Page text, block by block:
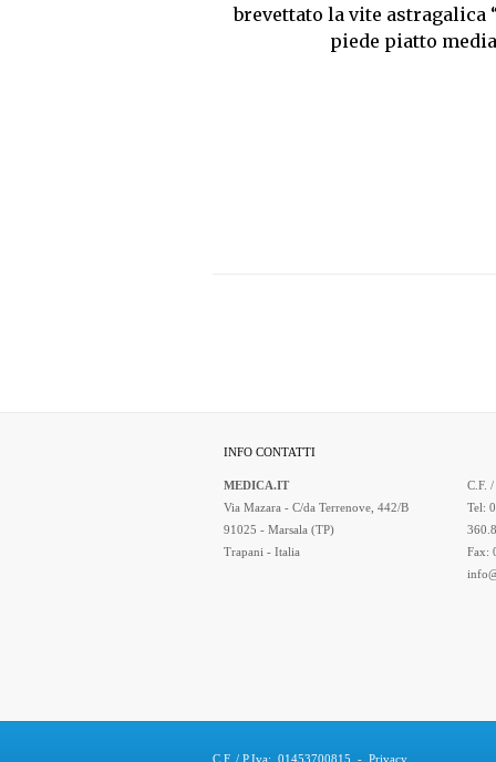
brevettato la vite
piede piatto
INFO CONTATTI
MEDICA.IT
Via Mazara - C/da Terrenove, 442/B
91025 - Marsala (TP)
Trapani - Italia
C.F.
Tel:
Fax:
C.F. / P.Iva: 01453700815 - Privacy